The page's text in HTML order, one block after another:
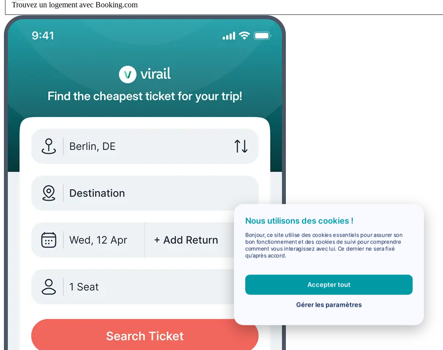
Trouvez un logement avec Booking.com
Nous utilisons des cookies !
Bonjour, ce site utilise des cookies essentiels pour assurer son
bon fonctionnement et des cookies de suivi pour comprendre
comment vous interagissez avec lui. Ce dernier ne sera fixé
qu'après accord.
Accepter tout
Gérer les paramètres